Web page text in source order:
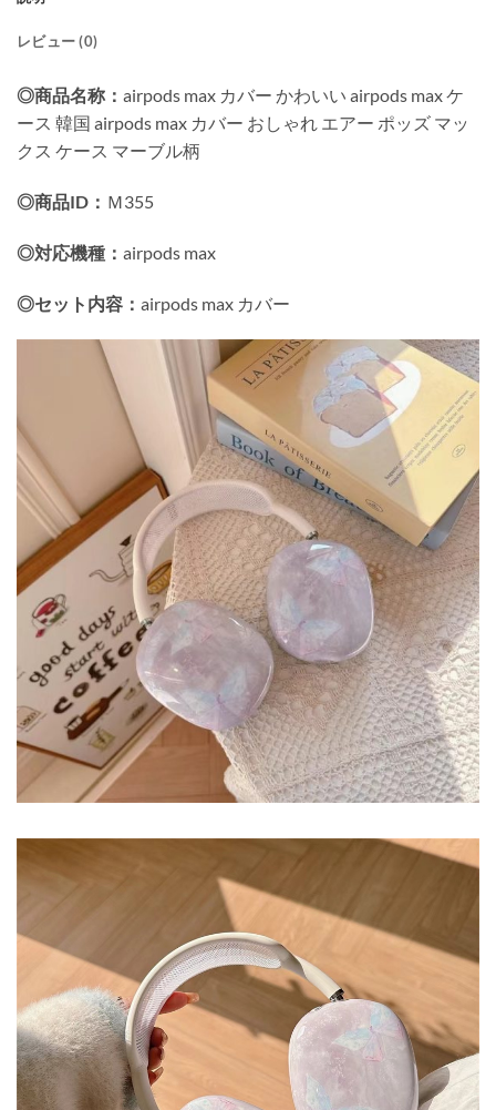
レビュー (0)
◎商品名称： airpods max カバー かわいい airpods max ケ
ース 韓国 airpods max カバー おしゃれ エアー ポッズ マッ
クス ケース マーブル柄
◎商品ID： Ｍ355
◎対応機種： airpods max
◎セット内容： airpods max カバー